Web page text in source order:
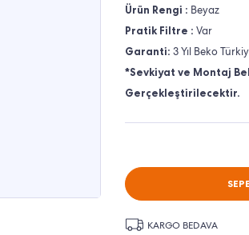
Ürün Rengi : Beyaz
Pratik Filtre : Var
Garanti: 3 Yıl Beko
*Sevkiyat ve Montaj
Gerçekleştirilecektir.
KARGO BEDAVA